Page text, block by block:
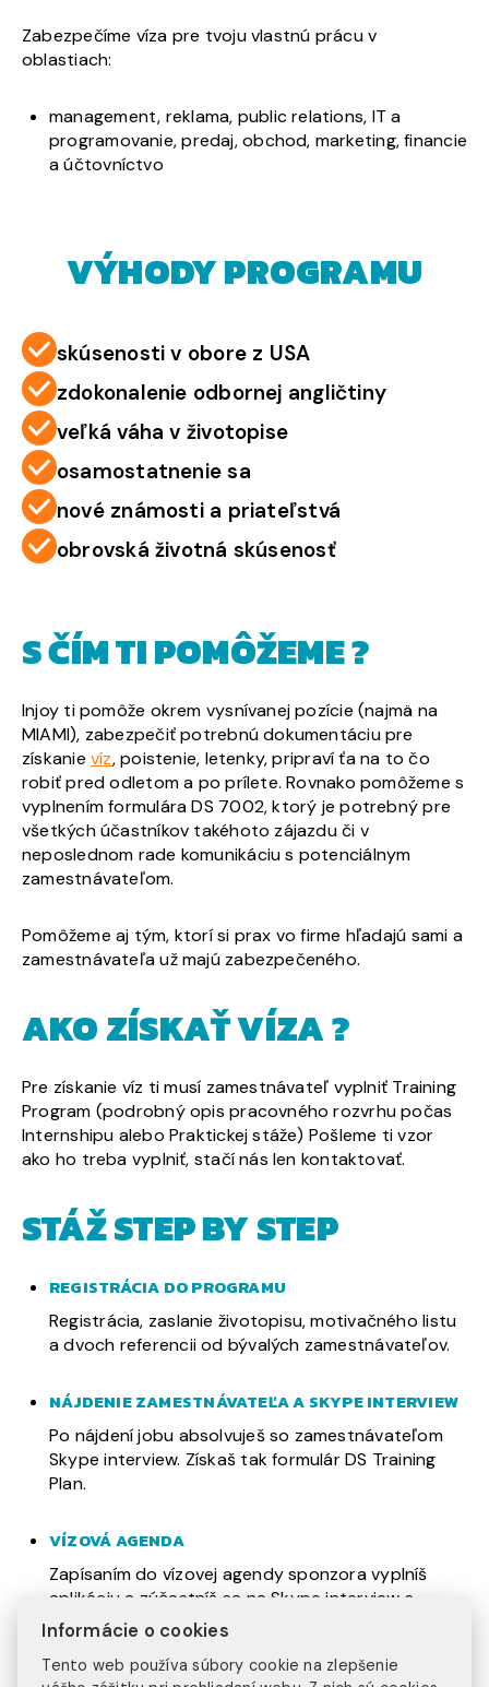
Zabezpečíme víza pre tvoju vlastnú prácu v
oblastiach:
management, reklama, public relations, IT a
programovanie, predaj, obchod, marketing, financie
a účtovníctvo
VÝHODY PROGRAMU
skúsenosti v obore z USA
zdokonalenie odbornej angličtiny
veľká váha v životopise
osamostatnenie sa
nové známosti a priateľstvá
obrovská životná skúsenosť
S ČÍM TI POMÔŽEME ?
Injoy ti pomôže okrem vysnívanej pozície (najmä na
MIAMI), zabezpečiť potrebnú dokumentáciu pre
získanie víz, poistenie, letenky, pripraví ťa na to čo
robiť pred odletom a po prílete. Rovnako pomôžeme s
vyplnením formulára DS 7002, ktorý je potrebný pre
všetkých účastníkov takéhoto zájazdu či v
neposlednom rade komunikáciu s potenciálnym
zamestnávateľom.
Pomôžeme aj tým, ktorí si prax vo firme hľadajú sami a
zamestnávateľa už majú zabezpečeného.
AKO ZÍSKAŤ VÍZA ?
Pre získanie víz ti musí zamestnávateľ vyplniť Training
Program (podrobný opis pracovného rozvrhu počas
Internshipu alebo Praktickej stáže) Pošleme ti vzor
ako ho treba vyplniť, stačí nás len kontaktovať.
STÁŽ STEP BY STEP
REGISTRÁCIA DO PROGRAMU
Registrácia, zaslanie životopisu, motivačného listu
a dvoch referencii od bývalých zamestnávateľov.
NÁJDENIE ZAMESTNÁVATEĽA A SKYPE INTERVIEW
Po nájdení jobu absolvuješ so zamestnávateľom
Skype interview. Získaš tak formulár DS Training
Plan.
VÍZOVÁ AGENDA
Zapísaním do vízovej agendy sponzora vyplníš
aplikáciu a zúčastníš sa na Skype interview s
vízovým sponzorom.
Informácie o cookies
Tento web používa súbory cookie na zlepšenie